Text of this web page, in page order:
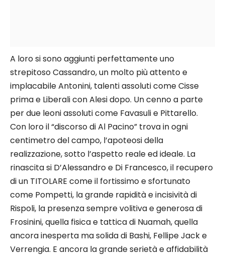
A loro si sono aggiunti perfettamente uno
strepitoso Cassandro, un molto più attento e
implacabile Antonini, talenti assoluti come Cisse
prima e Liberali con Alesi dopo. Un cenno a parte
per due leoni assoluti come Favasuli e Pittarello.
Con loro il “discorso di Al Pacino” trova in ogni
centimetro del campo, l’apoteosi della
realizzazione, sotto l’aspetto reale ed ideale. La
rinascita si D’Alessandro e Di Francesco, il recupero
di un TITOLARE come il fortissimo e sfortunato
come Pompetti, la grande rapidità e incisività di
Rispoli, la presenza sempre volitiva e generosa di
Frosinini, quella fisica e tattica di Nuamah, quella
ancora inesperta ma solida di Bashi, Fellipe Jack e
Verrengia. E ancora la grande serietà e affidabilità